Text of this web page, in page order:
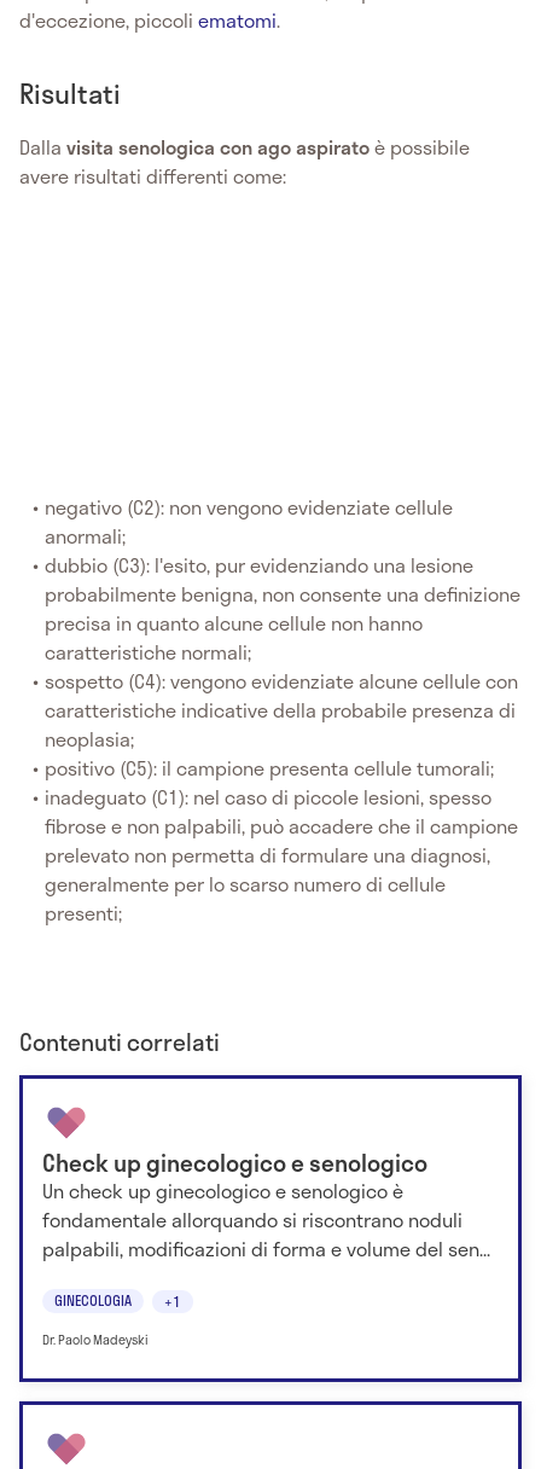
d'eccezione, piccoli ematomi.
Risultati
Dalla visita senologica con ago aspiratoè possibile
avere risultati differenti come:
negativo (C2): non vengono evidenziate cellule
anormali;
dubbio (C3): l'esito, pur evidenziando una lesione
probabilmente benigna, non consente una definizione
precisa in quanto alcune cellule non hanno
caratteristiche normali;
sospetto (C4): vengono evidenziate alcune cellule con
caratteristiche indicative della probabile presenza di
neoplasia;
positivo (C5): il campione presenta cellule tumorali;
inadeguato (C1): nel caso di piccole lesioni, spesso
fibrose e non palpabili, può accadere che il campione
prelevato non permetta di formulare una diagnosi,
generalmente per lo scarso numero di cellule
presenti;
Contenuti correlati
Check up ginecologico e senologico
Un check up ginecologico e senologico è
fondamentale allorquando si riscontrano noduli
palpabili, modificazioni di forma e volume del sen...
GINECOLOGIA +1
Dr. Paolo Madeyski